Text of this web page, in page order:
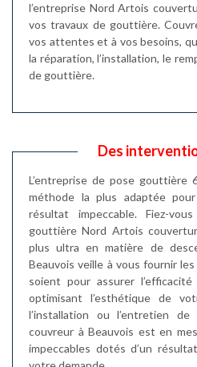
l’entreprise Nord Artois
vos travaux de gouttière.
vos attentes et à vos besoins,
la réparation, l’installation, le
de gouttière.
Des
L’entreprise de pose
méthode la plus adaptée
résultat impeccable. Fiez-
gouttière Nord Artois
plus ultra en matière de
Beauvois veille à vous fournir
soient pour assurer
optimisant l’esthétique de
l’installation ou l’entretien
couvreur à Beauvois est en
impeccables dotés d’un